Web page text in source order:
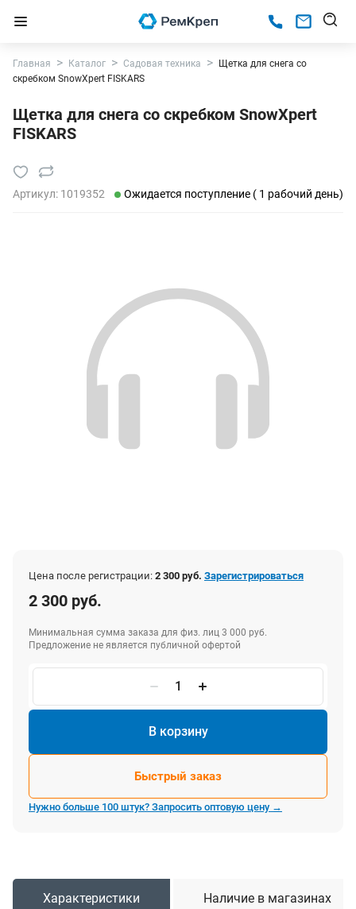
Главная Каталог Садовая техника
Щетка для снега со
скребком SnowXpert FISKARS
Щетка для снега со скребком SnowXpert
FISKARS
Артикул: 1019352 Ожидается поступление ( 1 рабочий день)
Цена после регистрации: 2 300 руб. Зарегистрироваться
2 300 руб.
Минимальная сумма заказа для физ. лиц 3 000 руб.
Предложение не является публичной офертой
В корзину
Быстрый заказ
Нужно больше 100 штук? Запросить оптовую цену →
Характеристики Наличие в магазинах